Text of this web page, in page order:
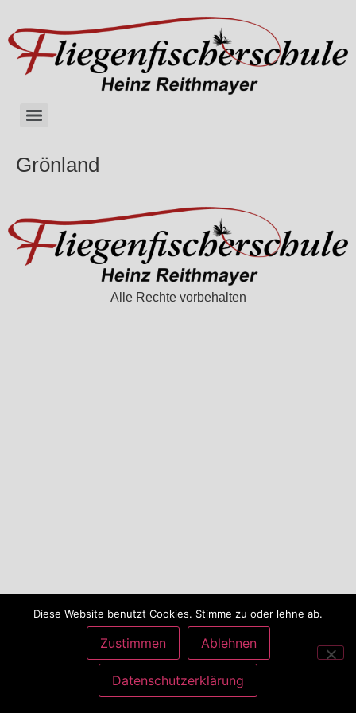
Grönland
Alle Rechte vorbehalten
Diese Website benutzt Cookies. Stimme zu oder lehne ab.
Zustimmen Ablehnen
Datenschutzerklärung